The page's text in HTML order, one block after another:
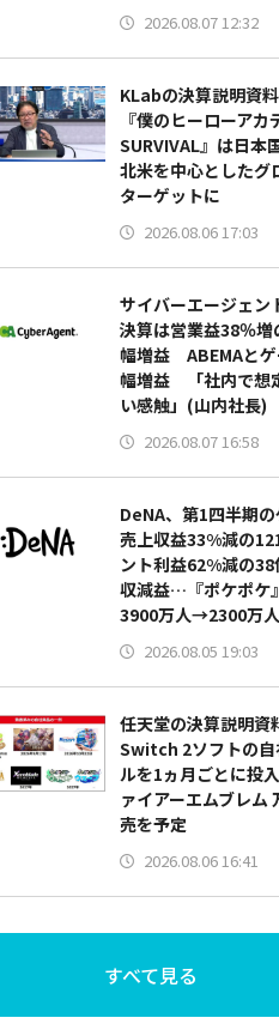
2026.08.07 12:32
KLabの決算説明資
『僕のヒーローア
SURVIVAL』は日本
北米を中心としたグ
ターゲットに
2026.08.06 17:03
サイバーエージェン
決算は営業益38％
幅増益 ABEMAとゲ
幅増益 「社内で想
い感触」(山内社長)
2026.08.07 16:58
DeNA、第1四半期
売上収益33%減の
ント利益62%減の
収減益…『ポケポケ
3900万人→2300万
2026.08.05 19:03
任天堂の決算説明
Switch 2ソフトの自
ルを1ヵ月ごとに投
ァイアーエムブレム
売を予定
2026.08.06 16:41
すべて見る